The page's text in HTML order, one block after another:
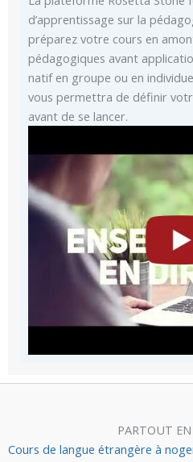
d’apprentissage sur la
préparez votre cours en
pédagogiques avant
natif en groupe ou en
vous permettra de définir
avant de se lancer.
PARTOUT EN
Cours de langue étrangère à